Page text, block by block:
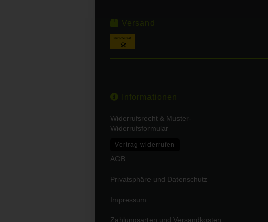
Versand
Informationen
Widerrufsrecht & Muster-
Widerrufsformular
Vertrag widerrufen
AGB
Privatsphäre und Datenschutz
Impressum
Zahlungsarten und Versandkosten